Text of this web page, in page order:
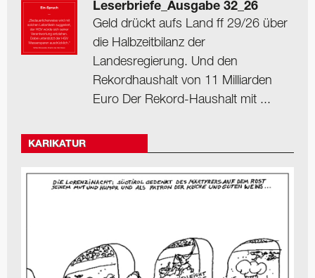
Leserbriefe_Ausgabe 32_26
Geld drückt aufs Land ff 29/26 über
die Halbzeitbilanz der
Landesregierung. Und den
Rekordhaushalt von 11 Milliarden
Euro Der Rekord-Haushalt mit ...
KARIKATUR